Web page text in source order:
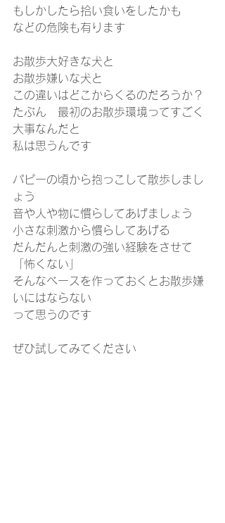
もしかしたら拾い食いをしたかも
などの危険も有ります
お散歩大好きな犬と
お散歩嫌いな犬と
この違いはどこからくるのだろうか？
たぶん　最初のお散歩環境ってすごく
大事なんだと
私は思うんです
パピーの頃から抱っこして散歩しまし
ょう
音や人や物に慣らしてあげましょう
小さな刺激から慣らしてあげる
だんだんと刺激の強い経験をさせて
「怖くない」
そんなベースを作っておくとお散歩嫌
いにはならない
って思うのです
ぜひ試してみてください